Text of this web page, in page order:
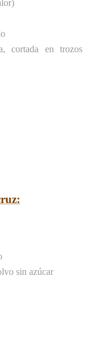
cortada en trozos
sin azúcar